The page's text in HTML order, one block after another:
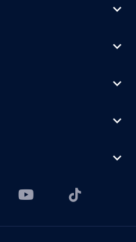
expand_more
expand_more
expand_more
expand_more
expand_more